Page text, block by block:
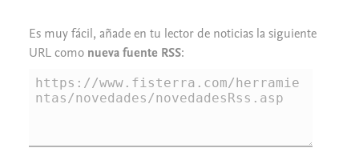
Es muy fácil, añade en tu lector de noticias la siguiente
URL como nueva fuente RSS: